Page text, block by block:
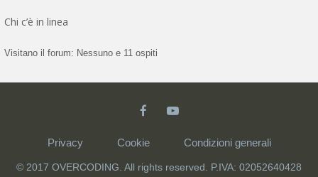
Chi c’è in linea
Visitano il forum: Nessuno e 11 ospiti
Privacy Cookie Condizioni generali
© 2017 OVERCODING. All rights reserved. P.IVA: 02052640428